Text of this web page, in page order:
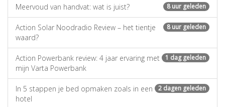
8 uur geleden
Meervoud van handvat: wat is juist?
8 uur geleden
Action Solar Noodradio Review – het tientje
waard?
1 dag geleden
Action Powerbank review: 4 jaar ervaring met
mijn Varta Powerbank
2 dagen geleden
In 5 stappen je bed opmaken zoals in een
hotel